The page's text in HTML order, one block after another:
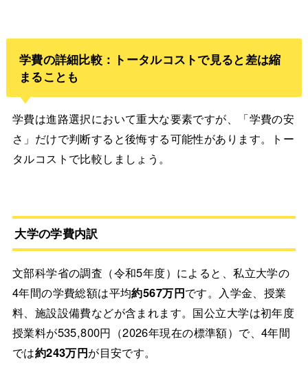
学費の詳細比較：トータルコストで見ると差は縮
まることも
学費は進路選択において重大な要素ですが、「学費の安
さ」だけで判断すると後悔する可能性があります。トー
タルコストで比較しましょう。
大学の学費内訳
文部科学省の調査（令和5年度）によると、私立大学の
4年間の学費総額は平均約567万円です。入学金、授業
料、施設設備費などが含まれます。国公立大学は初年度
授業料が535,800円（2026年現在の標準額）で、4年間
では約243万円が目安です。